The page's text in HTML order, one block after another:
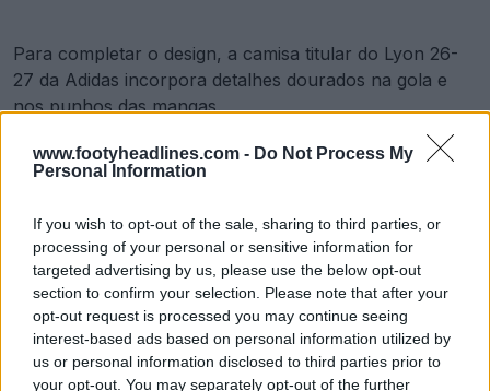
www.footyheadlines.com - Do Not Process My
Personal Information
If you wish to opt-out of the sale, sharing to third parties, or
processing of your personal or sensitive information for
targeted advertising by us, please use the below opt-out
section to confirm your selection. Please note that after your
opt-out request is processed you may continue seeing
interest-based ads based on personal information utilized by
us or personal information disclosed to third parties prior to
your opt-out. You may separately opt-out of the further
Para completar o design, a camisa titular do Lyon 26-
27 da Adidas incorpora detalhes dourados na gola e
nos punhos das mangas.